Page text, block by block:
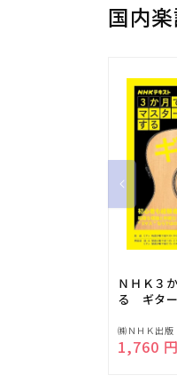
国内
ＮＨＫ３
る ギター
販
売
㈱ＮＨＫ出版
通常価格
1,760 円